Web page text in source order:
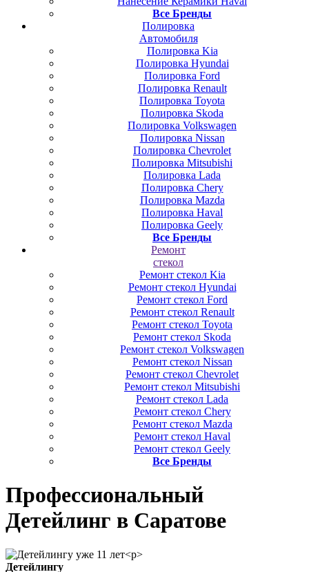
Все Бренды
Полировка
Автомобиля
Полировка Kia
Полировка Hyundai
Полировка Ford
Полировка Renault
Полировка Toyota
Полировка Skoda
Полировка Volkswagen
Полировка Nissan
Полировка Chevrolet
Полировка Mitsubishi
Полировка Lada
Полировка Chery
Полировка Mazda
Полировка Haval
Полировка Geely
Все Бренды
Ремонт
стекол
Ремонт стекол Kia
Ремонт стекол Hyundai
Ремонт стекол Ford
Ремонт стекол Renault
Ремонт стекол Toyota
Ремонт стекол Skoda
Ремонт стекол Volkswagen
Ремонт стекол Nissan
Ремонт стекол Chevrolet
Ремонт стекол Mitsubishi
Ремонт стекол Lada
Ремонт стекол Chery
Ремонт стекол Mazda
Ремонт стекол Haval
Ремонт стекол Geely
Все Бренды
Профессиональный
Детейлинг в Саратове
Детейлингу